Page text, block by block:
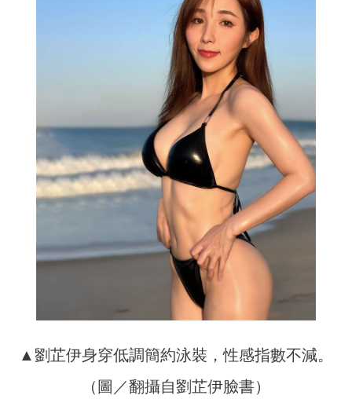
▲劉芷伊身穿低調簡約泳裝，性感指數不減。
（圖／翻攝自劉芷伊臉書）